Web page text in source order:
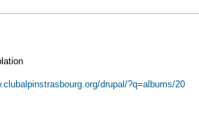
drupal/?q=albums/20